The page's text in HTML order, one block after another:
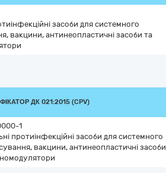
засоби для системного
вакцини, антинеопластичні засоби та
ДК 021:2015 (CPV)
1
протиінфекційні засоби для системного
вакцини, антинеопластичні засоби